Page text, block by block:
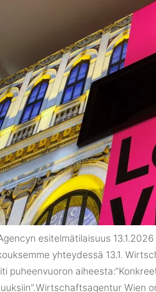
esitelmätilaisuus
yhteydessä 13.1.
puheenvuoron
Wien